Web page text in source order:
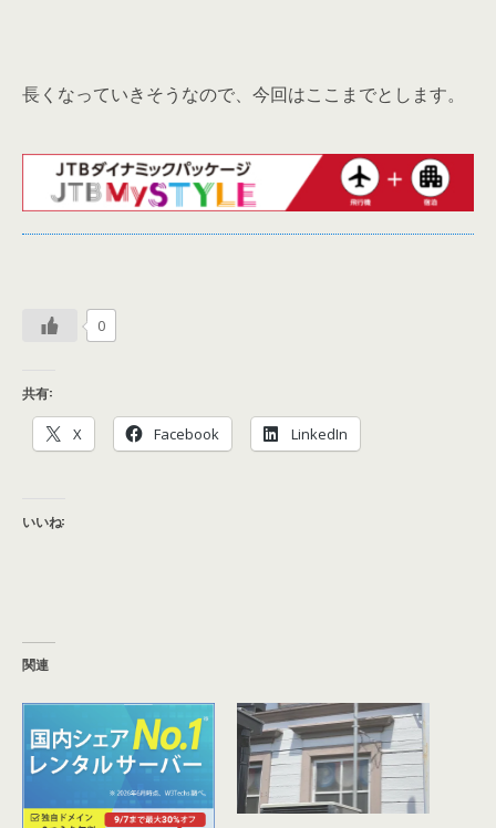
長くなっていきそうなので、今回はここまでとします。
0
共有:
X Facebook LinkedIn
いいね:
関連